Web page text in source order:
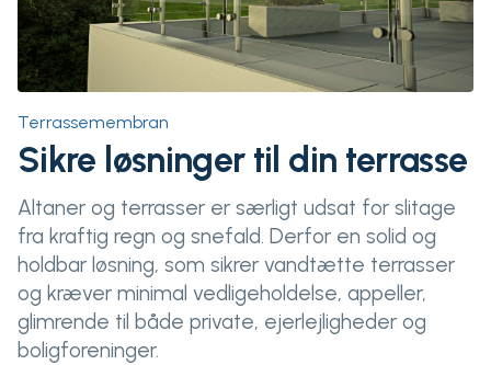
Terrassemembran
Sikre løsninger til din terrasse
Altaner og terrasser er særligt udsat for slitage
fra kraftig regn og snefald. Derfor en solid og
holdbar løsning, som sikrer vandtætte terrasser
og kræver minimal vedligeholdelse, appeller,
glimrende til både private, ejerlejligheder og
boligforeninger.